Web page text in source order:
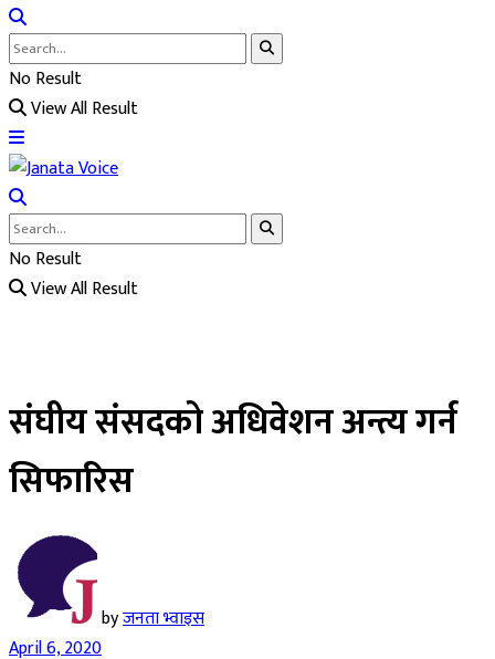
No Result
View All Result
No Result
View All Result
संघीय संसदको अधिवेशन अन्त्य गर्न
सिफारिस
byजनता भ्वाइस
April 6, 2020